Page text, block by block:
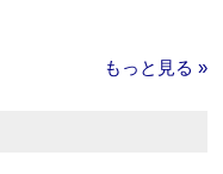
もっと見る »